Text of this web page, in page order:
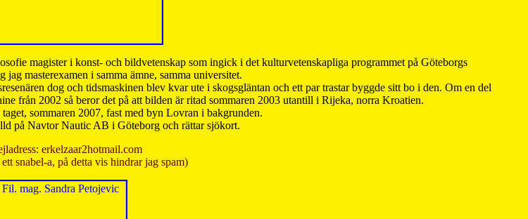
magister i konst- och bildvetenskap som ingick i det kulturvetenskapliga programmet på Göteborgs
masterexamen i samma ämne, samma universitet.
dog och tidsmaskinen blev kvar ute i skogsgläntan och ett par trastar byggde sitt bo i den. Om en del
från 2002 så beror det på att bilden är ritad sommaren 2003 utantill i Rijeka, norra Kroatien.
sommaren 2007, fast med byn Lovran i bakgrunden.
på Navtor Nautic AB i Göteborg och rättar sjökort.
erkelzaar2hotmail.com
snabel-a, på detta vis hindrar jag spam)